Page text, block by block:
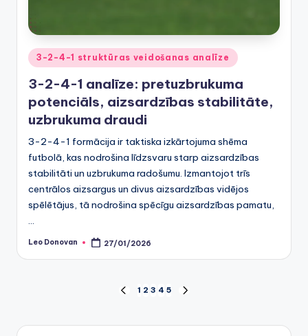
Posted
in
3-2-4-1 struktūras veidošanas analīze
3-2-4-1 analīze: pretuzbrukuma
potenciāls, aizsardzības stabilitāte,
uzbrukuma draudi
3-2-4-1 formācija ir taktiska izkārtojuma shēma
futbolā, kas nodrošina līdzsvaru starp aizsardzības
stabilitāti un uzbrukuma radošumu. Izmantojot trīs
centrālos aizsargus un divus aizsardzības vidējos
spēlētājus, tā nodrošina spēcīgu aizsardzības pamatu,
…
Posted
Leo Donovan 27/01/2026
pagination
PREVIOUS
1 2 3 4 5